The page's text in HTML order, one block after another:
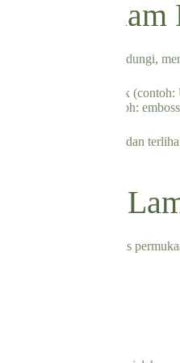
dalam
cetak untuk melindungi,
langsung di mesin cetak
manual terpisah (contoh:
rentan sobek, luntur, dan
#1:
tipis (OPP) di atas